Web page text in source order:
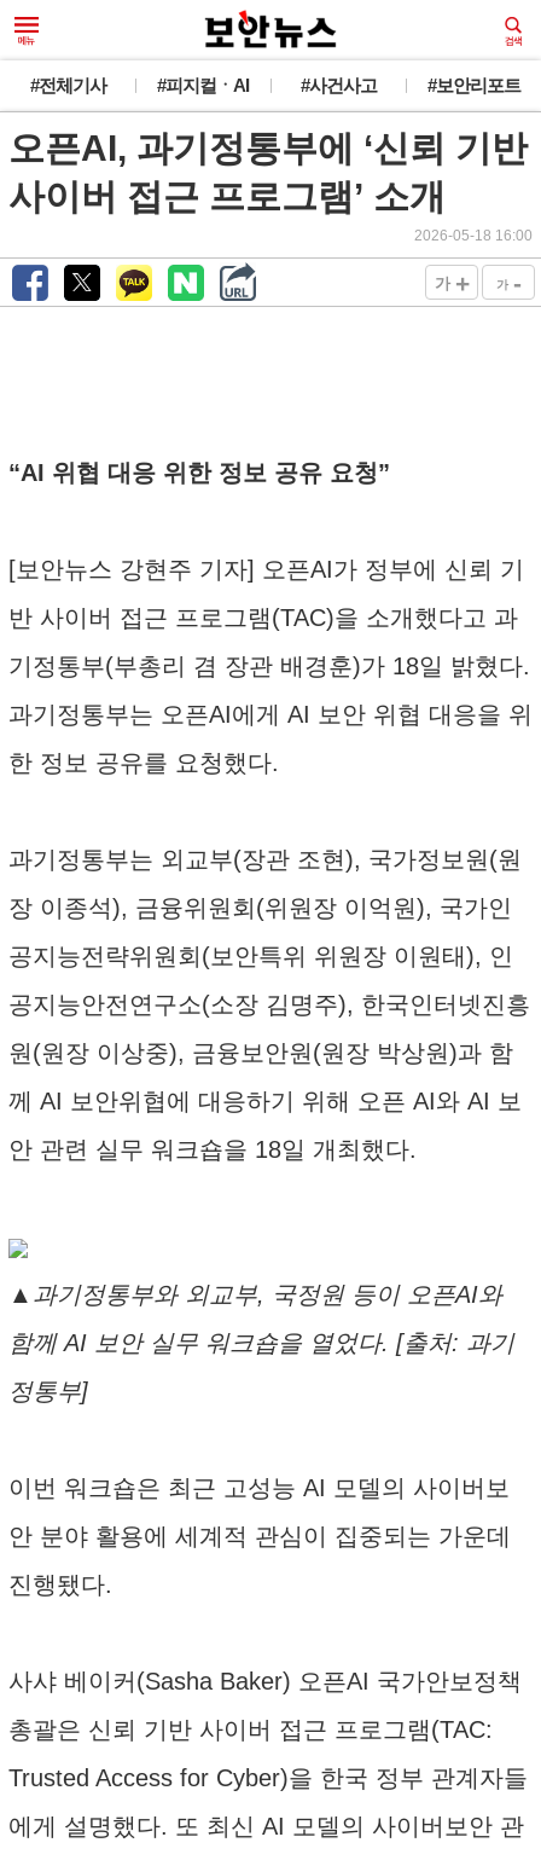
#전체기사 #피지컬ㆍAI #사건사고 #보안리포트
오픈AI, 과기정통부에 ‘신뢰 기반
사이버 접근 프로그램’ 소개
2026-05-18 16:00
가 + 가 -
“AI 위협 대응 위한 정보 공유 요청”
[보안뉴스 강현주 기자] 오픈AI가 정부에 신뢰 기
반 사이버 접근 프로그램(TAC)을 소개했다고 과
기정통부(부총리 겸 장관 배경훈)가 18일 밝혔다.
과기정통부는 오픈AI에게 AI 보안 위협 대응을 위
한 정보 공유를 요청했다.
과기정통부는 외교부(장관 조현), 국가정보원(원
장 이종석), 금융위원회(위원장 이억원), 국가인
공지능전략위원회(보안특위 위원장 이원태), 인
공지능안전연구소(소장 김명주), 한국인터넷진흥
원(원장 이상중), 금융보안원(원장 박상원)과 함
께 AI 보안위협에 대응하기 위해 오픈 AI와 AI 보
안 관련 실무 워크숍을 18일 개최했다.
▲과기정통부와 외교부, 국정원 등이 오픈AI와
함께 AI 보안 실무 워크숍을 열었다. [출처: 과기
정통부]
이번 워크숍은 최근 고성능 AI 모델의 사이버보
안 분야 활용에 세계적 관심이 집중되는 가운데
진행됐다.
사샤 베이커(Sasha Baker) 오픈AI 국가안보정책
총괄은 신뢰 기반 사이버 접근 프로그램(TAC:
Trusted Access for Cyber)을 한국 정부 관계자들
에게 설명했다. 또 최신 AI 모델의 사이버보안 관